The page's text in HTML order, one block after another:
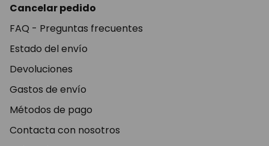
Cancelar pedido
FAQ - Preguntas frecuentes
Estado del envío
Devoluciones
Gastos de envío
Métodos de pago
Contacta con nosotros